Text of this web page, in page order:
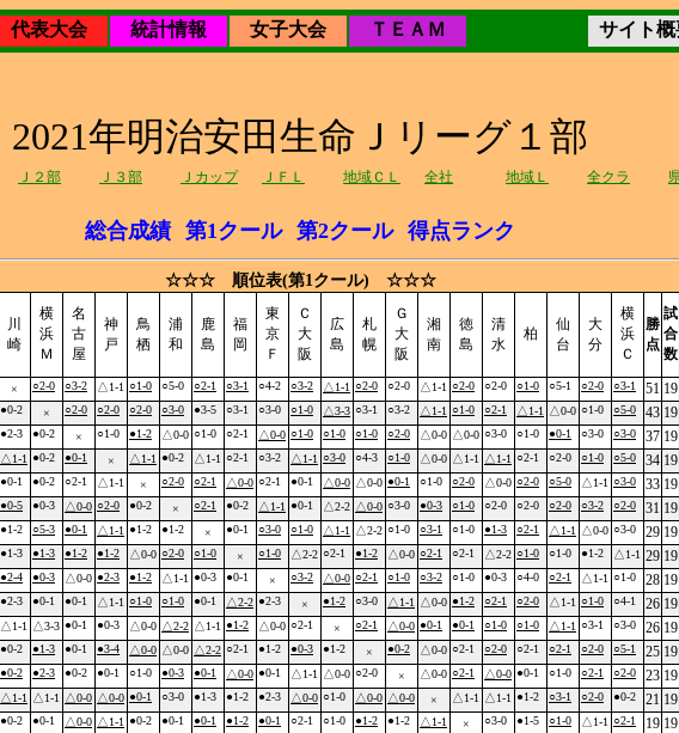
代表大会 統計情報 女子大会 ＴＥＡＭ
サイト概
2021年明治安田生命Ｊリーグ１部
Ｊ２部 Ｊ３部 Ｊカップ ＪＦＬ 地域ＣＬ 全社 地域Ｌ 全クラ
総合成績 第1クール 第2クール 得点ランク
☆☆☆ 順位表(第1クール) ☆☆☆
川
崎
横
浜
Ｍ
名
古
屋
神
戸
鳥
栖
浦
和
鹿
島
福
岡
東
京
Ｆ
Ｃ
大
阪
広
島
札
幌
Ｇ
大
阪
湘
南
徳
島
清
水
柏
仙
台
大
分
横
浜
Ｃ
勝
点
試
合
数
× ○2-0 ○3-2 △1-1 ○1-0 ○5-0 ○2-1 ○3-1 ○4-2 ○3-2 △1-1 ○2-0 ○2-0 △1-1 ○2-0 ○2-0 ○1-0 ○5-1 ○2-0 ○3-1 51 19
●0-2 × ○2-0 ○2-0 ○2-0 ○3-0 ●3-5 ○3-1 ○3-0 ○1-0 △3-3 ○3-1 ○3-2 △1-1 ○1-0 ○2-1 △1-1 △0-0 ○1-0 ○5-0 43 19
●2-3 ●0-2 × ○1-0 ●1-2 △0-0 ○1-0 ○2-1 △0-0 ○1-0 ○1-0 ○1-0 ○2-0 △0-0 △0-0 ○3-0 ○1-0 ●0-1 ○3-0 ○3-0 37 19
△1-1 ●0-2 ●0-1 × △1-1 ●0-2 △1-1 ○2-1 ○3-2 △1-1 ○3-0 ○4-3 ○1-0 △0-0 △1-1 △1-1 ○2-1 ○2-0 ○1-0 ○5-0 34 19
●0-1 ●0-2 ○2-1 △1-1 × ○2-0 ○2-1 △0-0 ○2-1 ●0-1 △0-0 △0-0 ●0-1 ○1-0 ○2-0 △0-0 ○2-0 ○5-0 △1-1 ○3-0 33 19
●0-5 ●0-3 △0-0 ○2-0 ●0-2 × ○2-1 ●0-2 △1-1 ●0-1 △2-2 △0-0 ○3-0 ●0-3 ○1-0 ○2-0 ○2-0 ○2-0 ○3-2 ○2-0 31 19
●1-2 ○5-3 ●0-1 △1-1 ●1-2 ●1-2 × ●0-1 ○3-0 ○1-0 △1-1 △2-2 ○1-0 ○3-1 ○1-0 ●1-3 ○2-1 △1-1 △0-0 ○3-0 29 19
●1-3 ●1-3 ●1-2 ●1-2 △0-0 ○2-0 ○1-0 × ○1-0 △2-2 ○2-1 ●1-2 △0-0 ○2-1 ○2-1 △2-2 ○1-0 ○1-0 ●1-2 △1-1 29 19
●2-4 ●0-3 △0-0 ●2-3 ●1-2 △1-1 ●0-3 ●0-1 × ○3-2 △0-0 ○2-1 ○1-0 ○3-2 ○1-0 ●0-3 ○4-0 ○2-1 △1-1 ○1-0 28 19
●2-3 ●0-1 ●0-1 △1-1 ○1-0 ○1-0 ●0-1 △2-2 ●2-3 × ●1-2 ○3-0 △1-1 △0-0 ●1-2 ○2-1 ○2-0 △1-1 ○1-0 ○4-1 26 19
△1-1 △3-3 ●0-1 ●0-3 △0-0 △2-2 △1-1 ●1-2 △0-0 ○2-1 × ○2-1 △0-0 ●0-1 ●0-1 ○1-0 ○1-0 △1-1 ○3-1 ○3-0 26 19
●0-2 ●1-3 ●0-1 ●3-4 △0-0 △0-0 △2-2 ○2-1 ●1-2 ●0-3 ●1-2 × ●0-2 △0-0 ○2-1 ○2-0 ○2-1 ○2-1 ○2-0 ○5-1 25 19
●0-2 ●2-3 ●0-2 ●0-1 ○1-0 ●0-3 ●0-1 △0-0 ●0-1 △1-1 △0-0 ○2-0 × △0-0 ○2-1 △0-0 ●0-1 ○1-0 ○2-1 ○2-0 23 19
△1-1 △1-1 △0-0 △0-0 ●0-1 ○3-0 ●1-3 ●1-2 ●2-3 △0-0 ○1-0 △0-0 △0-0 × △1-1 △1-1 ●1-2 ○3-1 ○2-0 ●0-2 21 19
●0-2 ●0-1 △0-0 △1-1 ●0-2 ●0-1 ●0-1 ●1-2 ●0-1 ○2-1 ○1-0 ●1-2 ●1-2 △1-1 × ○3-0 ●1-5 ○1-0 △1-1 ○2-1 19 19